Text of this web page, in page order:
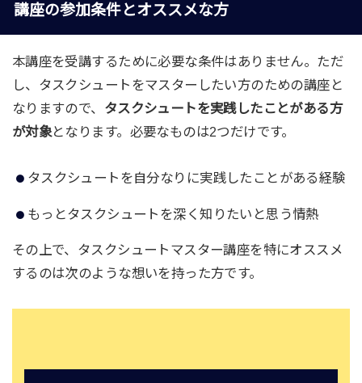
講座の参加条件とオススメな方
本講座を受講するために必要な条件はありません。ただ
し、タスクシュートをマスターしたい方のための講座と
なりますので、 タスクシュートを実践したことがある方
が対象となります。必要なものは2つだけです。
タスクシュートを自分なりに実践したことがある経験
もっとタスクシュートを深く知りたいと思う情熱
その上で、タスクシュートマスター講座を特にオススメ
するのは次のような想いを持った方です。